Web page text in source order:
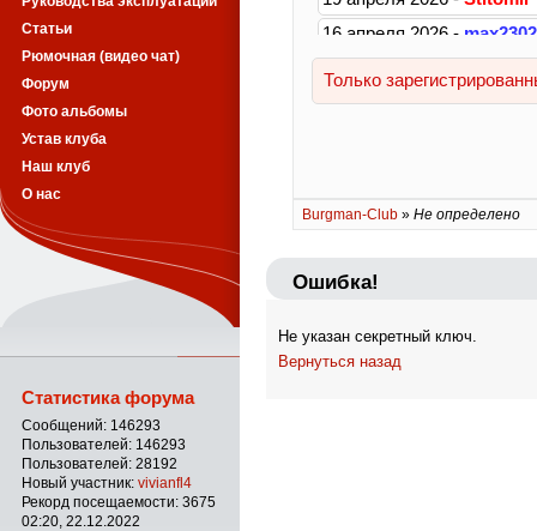
Burgman-Club » Не определено
Ошибка!
Не указан секретный ключ.
Вернуться назад
Статьи
Рюмочная (видео чат)
Форум
Фото альбомы
Устав клуба
Наш клуб
О нас
Статистика форума
Сообщений: 146293
Пользователей: 146293
Пользователей: 28192
Новый участник: vivianfl4
Рекорд посещаемости: 3675
02:20, 22.12.2022